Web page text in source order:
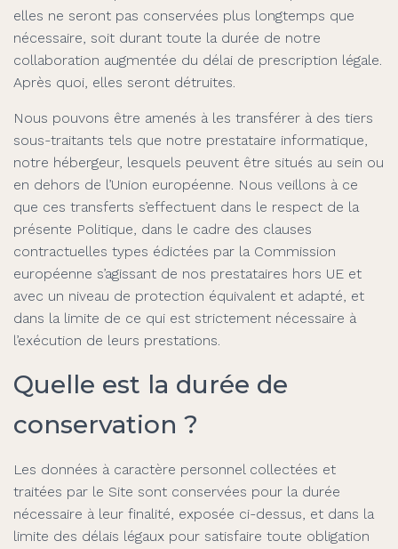
elles ne seront pas conservées plus longtemps que
nécessaire, soit durant toute la durée de notre
collaboration augmentée du délai de prescription légale.
Après quoi, elles seront détruites.
Nous pouvons être amenés à les transférer à des tiers
sous-traitants tels que notre prestataire informatique,
notre hébergeur, lesquels peuvent être situés au sein ou
en dehors de l’Union européenne. Nous veillons à ce
que ces transferts s’effectuent dans le respect de la
présente Politique, dans le cadre des clauses
contractuelles types édictées par la Commission
européenne s’agissant de nos prestataires hors UE et
avec un niveau de protection équivalent et adapté, et
dans la limite de ce qui est strictement nécessaire à
l’exécution de leurs prestations.
Quelle est la durée de
conservation ?
Les données à caractère personnel collectées et
traitées par le Site sont conservées pour la durée
nécessaire à leur finalité, exposée ci-dessus, et dans la
limite des délais légaux pour satisfaire toute obligation